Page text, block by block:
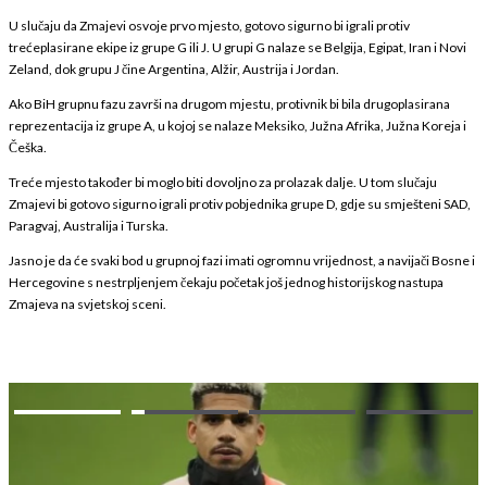
U slučaju da Zmajevi osvoje prvo mjesto, gotovo sigurno bi igrali protiv
trećeplasirane ekipe iz grupe G ili J. U grupi G nalaze se Belgija, Egipat, Iran i Novi
Zeland, dok grupu J čine Argentina, Alžir, Austrija i Jordan.
Ako BiH grupnu fazu završi na drugom mjestu, protivnik bi bila drugoplasirana
reprezentacija iz grupe A, u kojoj se nalaze Meksiko, Južna Afrika, Južna Koreja i
Češka.
Treće mjesto također bi moglo biti dovoljno za prolazak dalje. U tom slučaju
Zmajevi bi gotovo sigurno igrali protiv pobjednika grupe D, gdje su smješteni SAD,
Paragvaj, Australija i Turska.
Jasno je da će svaki bod u grupnoj fazi imati ogromnu vrijednost, a navijači Bosne i
Hercegovine s nestrpljenjem čekaju početak još jednog historijskog nastupa
Zmajeva na svjetskoj sceni.